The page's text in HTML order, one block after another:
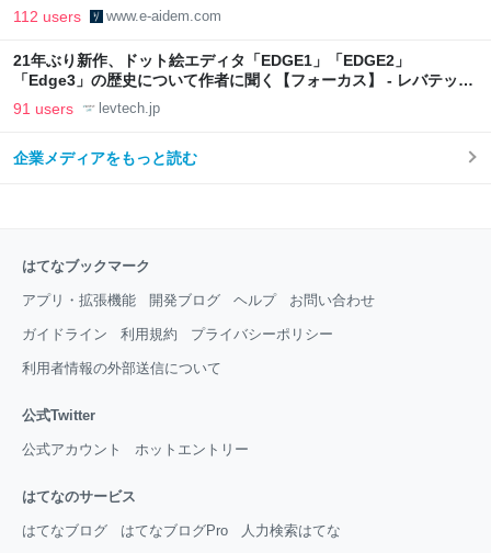
112 users www.e-aidem.com
21年ぶり新作、ドット絵エディタ「EDGE1」「EDGE2」
「Edge3」の歴史について作者に聞く【フォーカス】 - レバテック
LAB
91 users levtech.jp
企業メディアをもっと読む
はてなブックマーク
アプリ・拡張機能 開発ブログ ヘルプ お問い合わせ
ガイドライン 利用規約 プライバシーポリシー
利用者情報の外部送信について
公式Twitter
公式アカウント ホットエントリー
はてなのサービス
はてなブログ はてなブログPro 人力検索はてな